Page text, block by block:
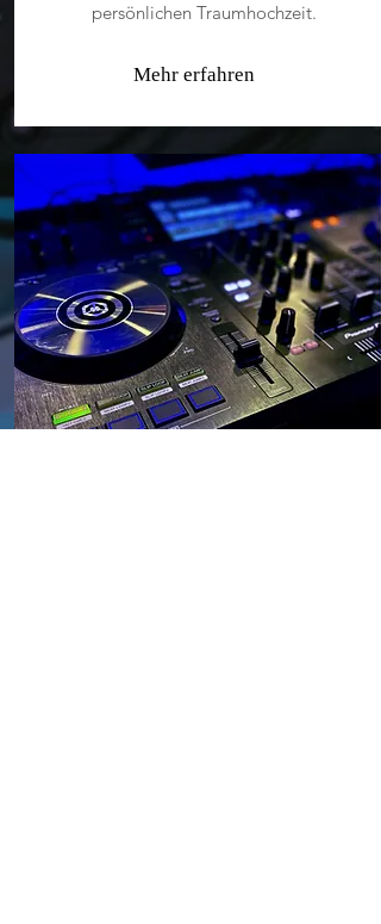
persönlichen Traumhochzeit.
Mehr erfahren